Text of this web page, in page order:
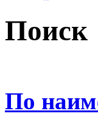
Поиск
По